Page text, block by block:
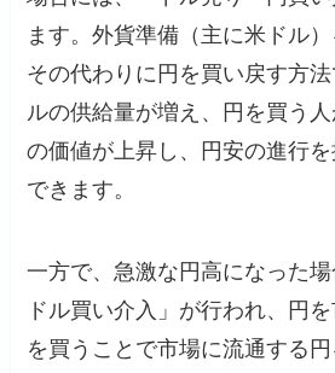
ます。外貨準備（主に米ドル）
その代わりに円を買い戻す方
ルの供給量が増え、円を買う
の価値が上昇し、円安の進行
できます。
一方で、急激な円高になった場
ドル買い介入」が行われ、円
を買うことで市場に流通する